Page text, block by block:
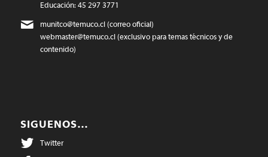
Educación: 45 297 3771
munitco@temuco.cl(correo oficial)
webmaster@temuco.cl(exclusivo para temas técnicos y de
contenido)
SIGUENOS…
Twitter